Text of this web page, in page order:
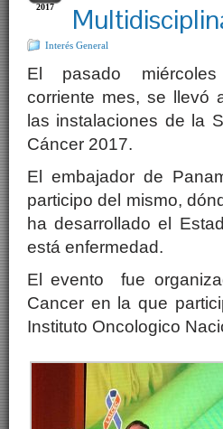
2017
Interés General
El pasado
corriente mes, se llevó
las instalaciones de la
Cáncer 2017.
El embajador de
participo del mismo,
ha desarrollado el
está enfermedad.
El evento fue
Cancer en la que
Instituto Oncologico